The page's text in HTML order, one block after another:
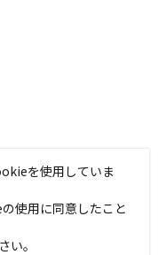
を使用していま
使用に同意したこと
い。